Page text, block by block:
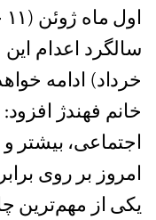
خرداد) ادامه
خانم فهندژ
اجتماعی، بیشتر
امروز بر روی
یکی از